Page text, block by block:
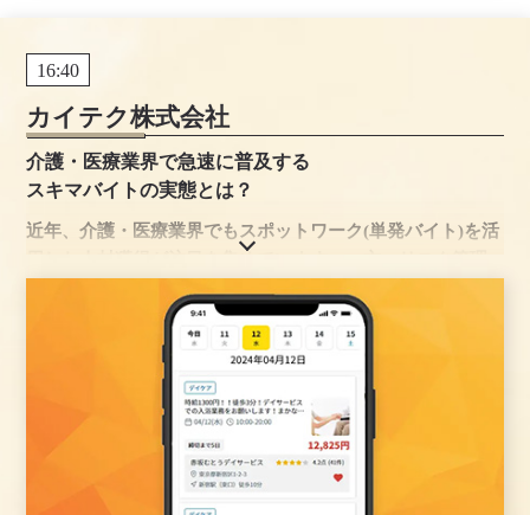
16:40
カイテク株式会社
介護・医療業界で急速に普及する
スキマバイトの実態とは？
近年、介護・医療業界でもスポットワーク(単発バイト)を活
本講では、過去100万件以上のマッチング実績に基づいた導